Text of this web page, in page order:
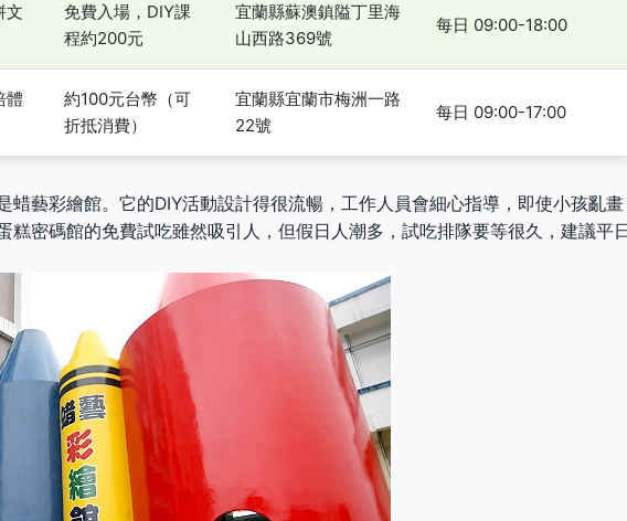
文
免費入場，DIY課
程約200元
宜蘭縣蘇澳鎮隘丁里海
山西路369號
每日 09:00-18:00
體
約100元台幣（可
折抵消費）
宜蘭縣宜蘭市梅洲一路
22號
每日 09:00-17:00
蜡藝彩繪館。它的DIY活動設計得很流暢，工作人員會細心指導，即使小孩亂畫
糕密碼館的免費試吃雖然吸引人，但假日人潮多，試吃排隊要等很久，建議平